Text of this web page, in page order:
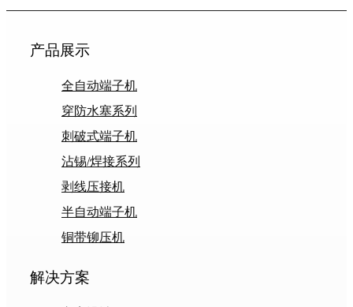
产品展示
全自动端子机
穿防水塞系列
刺破式端子机
沾锡/焊接系列
剥线压接机
半自动端子机
铜带铆压机
解决方案